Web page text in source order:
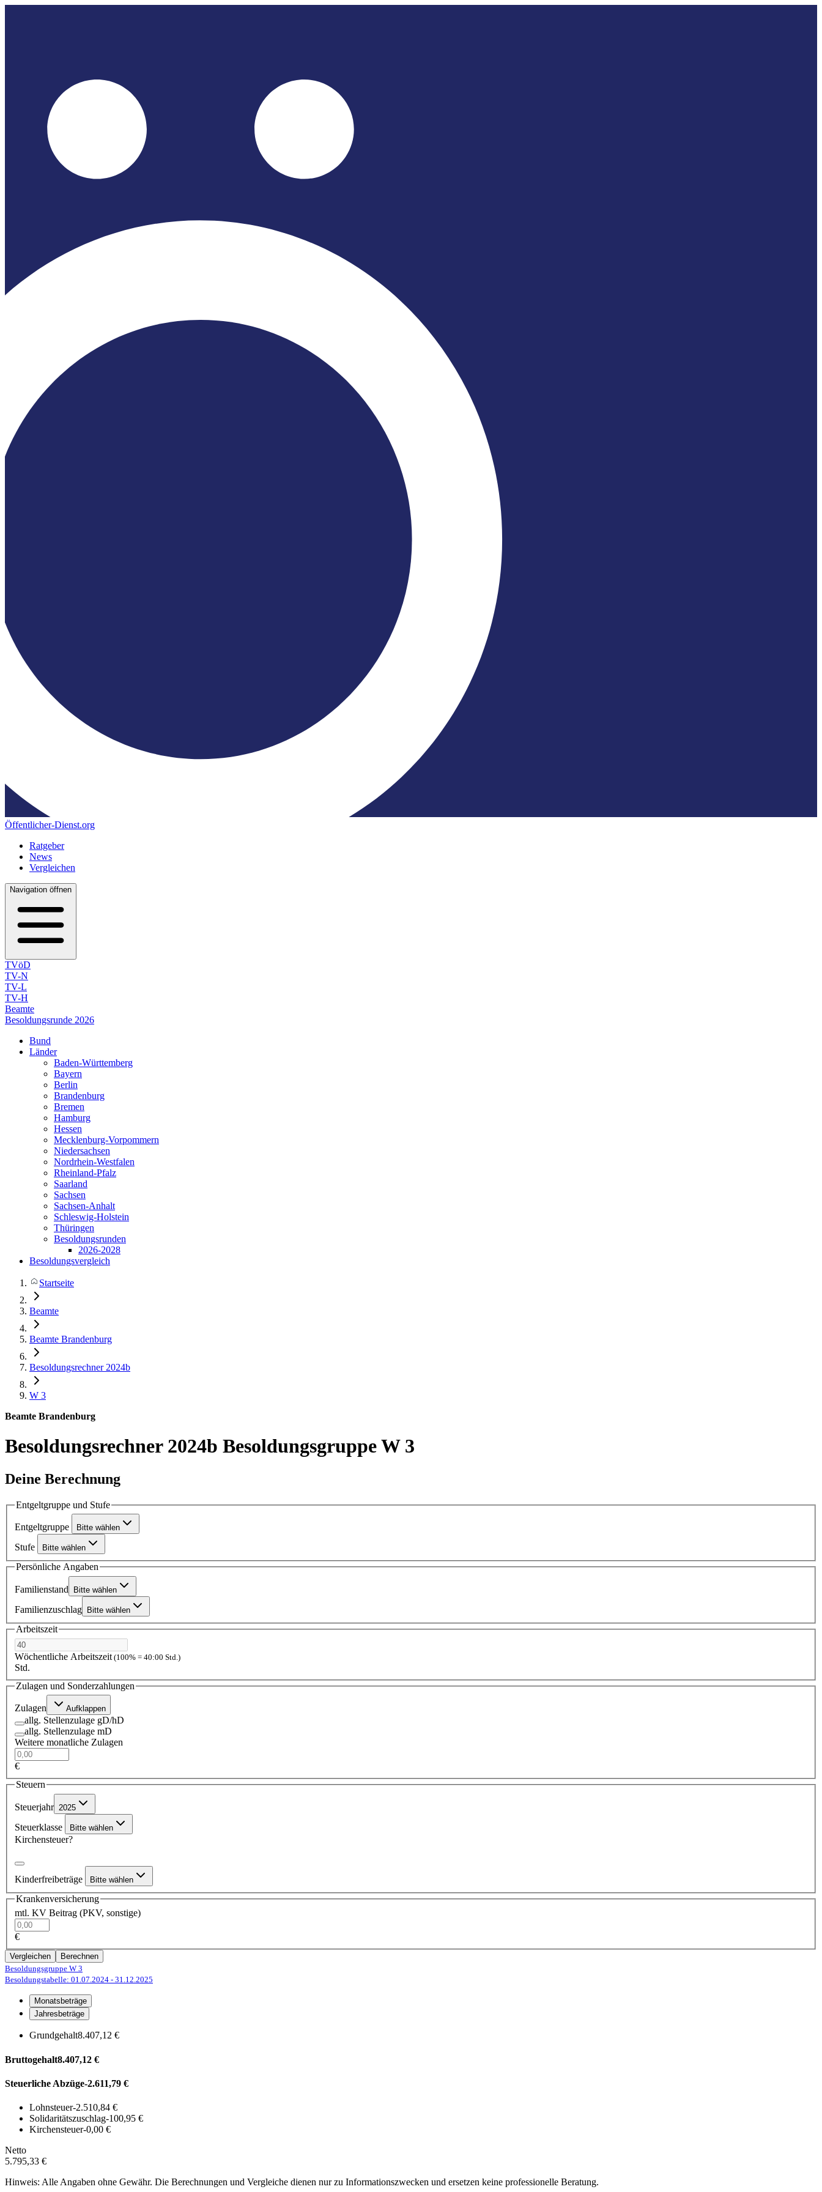
Öffentlicher-Dienst.org
Ratgeber
News
Vergleichen
Navigation öffnen
TVöD
TV-N
TV-L
TV-H
Beamte
Besoldungsrunde 2026
Bund
Länder
Baden-Württemberg
Bayern
Berlin
Brandenburg
Bremen
Hamburg
Hessen
Mecklenburg-Vorpommern
Niedersachsen
Nordrhein-Westfalen
Rheinland-Pfalz
Saarland
Sachsen
Sachsen-Anhalt
Schleswig-Holstein
Thüringen
Besoldungsrunden
2026-2028
Besoldungsvergleich
Startseite
Beamte
Beamte Brandenburg
Besoldungsrechner 2024b
W 3
Beamte Brandenburg
Besoldungsrechner 2024b Besoldungsgruppe W 3
Deine Berechnung
Entgeltgruppe und Stufe
Entgeltgruppe Bitte wählen
Stufe Bitte wählen
Persönliche Angaben
Familienstand Bitte wählen
Familienzuschlag Bitte wählen
Arbeitszeit
Wöchentliche Arbeitszeit (100% = 40:00 Std.)
Std.
Zulagen und Sonderzahlungen
Zulagen Aufklappen
allg. Stellenzulage gD/hD
allg. Stellenzulage mD
Weitere monatliche Zulagen
€
Steuern
Steuerjahr 2025
Steuerklasse Bitte wählen
Kirchensteuer?
Kinderfreibeträge Bitte wählen
Krankenversicherung
mtl. KV Beitrag (PKV, sonstige)
€
Vergleichen
Berechnen
Besoldungsgruppe W 3
Besoldungstabelle: 01.07.2024 - 31.12.2025
Monatsbeträge
Jahresbeträge
Grundgehalt8.407,12 €
Bruttogehalt8.407,12 €
Steuerliche Abzüge-2.611,79 €
Lohnsteuer-2.510,84 €
Solidaritätszuschlag-100,95 €
Kirchensteuer-0,00 €
Netto
5.795,33 €
Hinweis: Alle Angaben ohne Gewähr. Die Berechnungen und Vergleiche dienen nur zu Informationszwecken und ersetzen keine professionelle Beratung.